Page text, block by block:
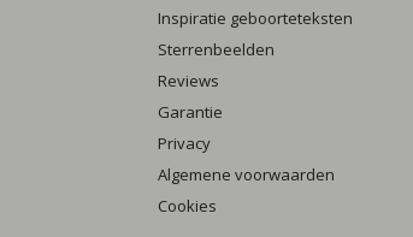
Inspiratie geboorteteksten
Sterrenbeelden
Reviews
Garantie
Privacy
Algemene voorwaarden
Cookies